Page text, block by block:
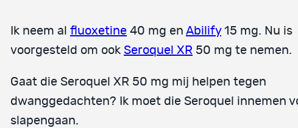
Ik neem al fluoxetine 40 mg en Abilify15 mg. Nu is
voorgesteld om ook Seroquel XR 50 mg te nemen.
Gaat die Seroquel XR 50 mg mij helpen tegen
dwanggedachten? Ik moet die Seroquel innemen
slapengaan.